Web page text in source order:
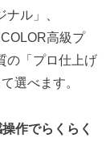
ル」、
高級プ
の「プロ仕上げ
選べます。
作でらくらく